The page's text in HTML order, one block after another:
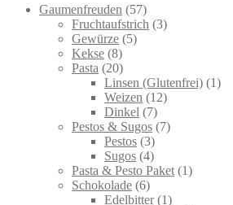
Gaumenfreuden
5757
products
Fruchtaufstrich 33
Gewürze 55
Kekse 88
products
Pasta 2020
products
Linsen (Glutenfrei) 11
Weizen 1212
Dinkel 77
products
Pestos & Sugos 77
Pestos 33
products
Sugos 44
products
Pasta & Pesto Paket 11
Schokolade 66
products
Edelbitter 11